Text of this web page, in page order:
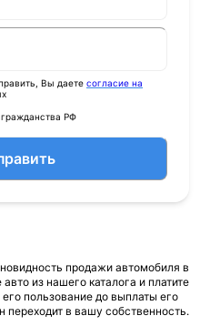
Вы даете согласие на
РФ
продажи автомобиля в
из нашего каталога и платите
пользование до выплаты его
переходит в вашу собственность.